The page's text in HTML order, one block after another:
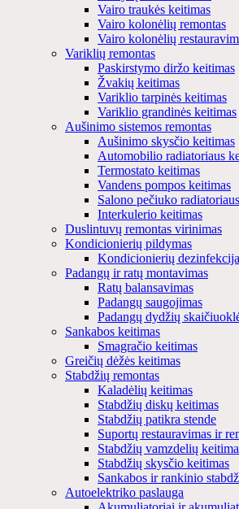
Vairo traukės keitimas
Vairo kolonėlių remontas
Vairo kolonėlių
Variklių remontas
Paskirstymo diržo keitimas
Žvakių keitimas
Variklio tarpinės keitimas
Variklio grandinės keitimas
Aušinimo sistemos remontas
Aušinimo skysčio keitimas
Automobilio radiatoriaus
Termostato keitimas
Vandens pompos keitimas
Salono pečiuko
Interkulerio keitimas
Duslintuvų remontas virinimas
Kondicionierių pildymas
Kondicionierių
Padangų ir ratų montavimas
Ratų balansavimas
Padangų saugojimas
Padangų dydžių
Sankabos keitimas
Smagračio keitimas
Greičių dėžės keitimas
Stabdžių remontas
Kaladėlių keitimas
Stabdžių diskų keitimas
Stabdžių patikra stende
Suportų restauravimas ir
Stabdžių vamzdelių
Stabdžių skysčio keitimas
Sankabos ir rankinio
Autoelektriko paslauga